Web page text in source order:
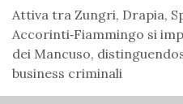
Attiva tra Zungri, Drapia,
Accorinti‑Fiammingo si
dei Mancuso,
business criminali